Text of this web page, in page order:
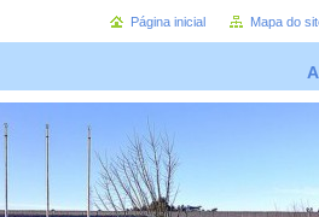
Página inicial Mapa do